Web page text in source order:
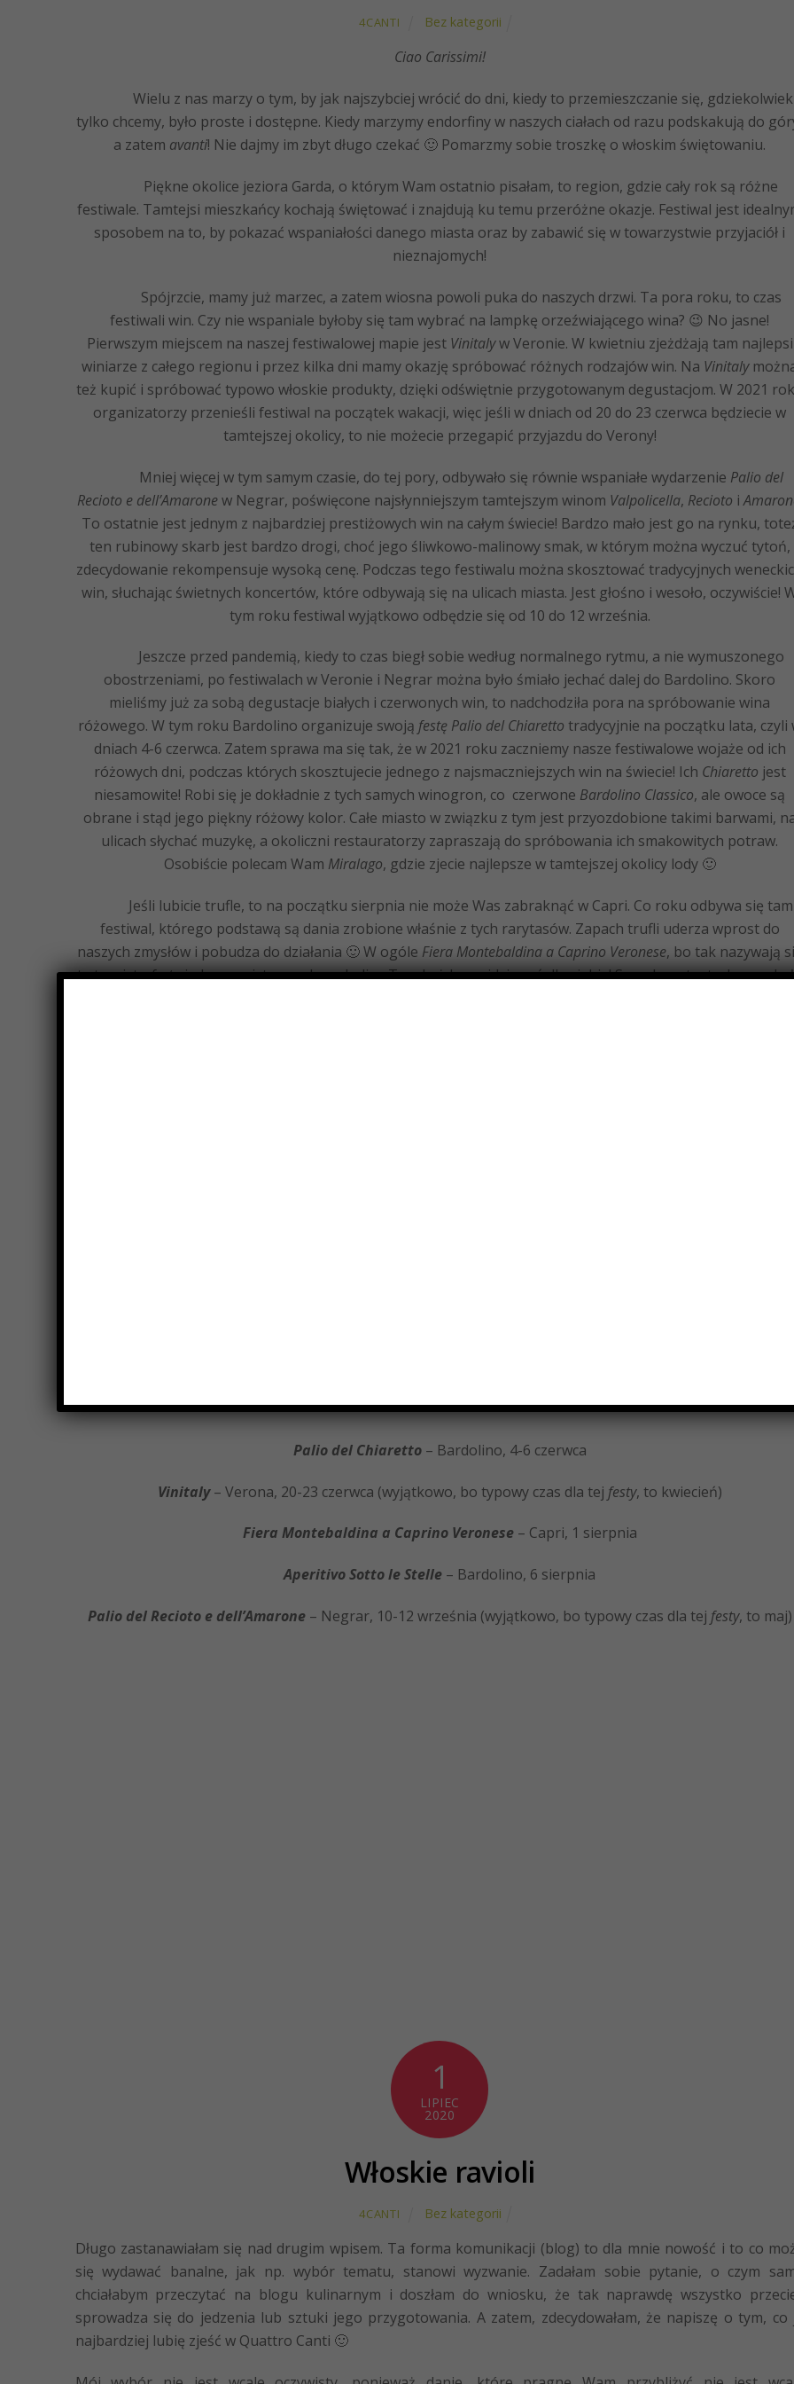
4CANTI Bez kategorii
Ciao Carissimi!
Wielu z nas marzy o tym, by jak najszybciej wrócić do dni, kiedy to przemieszczanie się, gdziekolwiek
tylko chcemy, było proste i dostępne. Kiedy marzymy endorfiny w naszych ciałach od razu podskakują do
a zatem avanti! Nie dajmy im zbyt długo czekać 🙂 Pomarzmy sobie troszkę o włoskim świętowaniu.
Piękne okolice jeziora Garda, o którym Wam ostatnio pisałam, to region, gdzie cały rok są różne
festiwale. Tamtejsi mieszkańcy kochają świętować i znajdują ku temu przeróżne okazje. Festiwal jest
sposobem na to, by pokazać wspaniałości danego miasta oraz by zabawić się w towarzystwie przyjaciół i
nieznajomych!
Spójrzcie, mamy już marzec, a zatem wiosna powoli puka do naszych drzwi. Ta pora roku, to czas
festiwali win. Czy nie wspaniale byłoby się tam wybrać na lampkę orzeźwiającego wina? 😉 No jasne!
Pierwszym miejscem na naszej festiwalowej mapie jest Vinitalyw Veronie. W kwietniu zjeżdżają tam najlepsi
winiarze z całego regionu i przez kilka dni mamy okazję spróbować różnych rodzajów win. Na Vinitaly
też kupić i spróbować typowo włoskie produkty, dzięki odświętnie przygotowanym degustacjom. W 2021
organizatorzy przenieśli festiwal na początek wakacji, więc jeśli w dniach od 20 do 23 czerwca będziecie w
tamtejszej okolicy, to nie możecie przegapić przyjazdu do Verony!
Mniej więcej w tym samym czasie, do tej pory, odbywało się równie wspaniałe wydarzenie Palio del
Recioto e dell’Amaronew Negrar, poświęcone najsłynniejszym tamtejszym winom Valpolicella, Recioto i
To ostatnie jest jednym z najbardziej prestiżowych win na całym świecie! Bardzo mało jest go na rynku,
ten rubinowy skarb jest bardzo drogi, choć jego śliwkowo-malinowy smak, w którym można wyczuć tytoń,
zdecydowanie rekompensuje wysoką cenę. Podczas tego festiwalu można skosztować tradycyjnych
win, słuchając świetnych koncertów, które odbywają się na ulicach miasta. Jest głośno i wesoło, oczywiście!
tym roku festiwal wyjątkowo odbędzie się od 10 do 12 września.
Jeszcze przed pandemią, kiedy to czas biegł sobie według normalnego rytmu, a nie wymuszonego
obostrzeniami, po festiwalach w Veronie i Negrar można było śmiało jechać dalej do Bardolino. Skoro
mieliśmy już za sobą degustacje białych i czerwonych win, to nadchodziła pora na spróbowanie wina
różowego. W tym roku Bardolino organizuje swoją festę Palio del Chiaretto tradycyjnie na początku lata, czyli
dniach 4-6 czerwca. Zatem sprawa ma się tak, że w 2021 roku zaczniemy nasze festiwalowe wojaże od ich
różowych dni, podczas których skosztujecie jednego z najsmaczniejszych win na świecie! Ich Chiaretto jest
niesamowite! Robi się je dokładnie z tych samych winogron, co czerwone Bardolino Classico, ale owoce są
obrane i stąd jego piękny różowy kolor. Całe miasto w związku z tym jest przyozdobione takimi barwami,
ulicach słychać muzykę, a okoliczni restauratorzy zapraszają do spróbowania ich smakowitych potraw.
Osobiście polecam Wam Miralago, gdzie zjecie najlepsze w tamtejszej okolicy lody 🙂
Jeśli lubicie trufle, to na początku sierpnia nie może Was zabraknąć w Capri. Co roku odbywa się tam
festiwal, którego podstawą są dania zrobione właśnie z tych rarytasów. Zapach trufli uderza wprost do
naszych zmysłów i pobudza do działania 🙂 W ogóle Fiera Montebaldina a Caprino Veronese, bo tak nazywają
te targi, tofestajedna z najstarszych w okolicy. Tam każdy znajdzie coś dla siebie! Są pokazy teatralne,
Palio del Chiaretto– Bardolino, 4-6 czerwca
Vinitaly– Verona, 20-23 czerwca (wyjątkowo, bo typowy czas dla tej festy, to kwiecień)
Fiera Montebaldina a Caprino Veronese– Capri, 1 sierpnia
Aperitivo Sotto le Stelle – Bardolino, 6 sierpnia
Palio del Recioto e dell’Amarone – Negrar, 10-12 września (wyjątkowo, bo typowy czas dla tej festy, to maj)
1
LIPIEC
2020
Włoskie ravioli
4CANTI Bez kategorii
Długo zastanawiałam się nad drugim wpisem. Ta forma komunikacji (blog) to dla mnie nowość i to co
się wydawać banalne, jak np. wybór tematu, stanowi wyzwanie. Zadałam sobie pytanie, o czym
chciałabym przeczytać na blogu kulinarnym i doszłam do wniosku, że tak naprawdę wszystko
sprowadza się do jedzenia lub sztuki jego przygotowania. A zatem, zdecydowałam, że napiszę o tym, co
najbardziej lubię zjeść w Quattro Canti 🙂